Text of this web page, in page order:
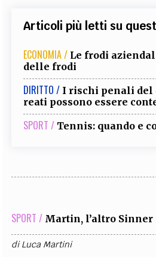
Articoli più letti su
ECONOMIA / Le frodi
delle frodi
DIRITTO / I rischi penali del
reati possono essere
SPORT / Tennis: quando e
SPORT / Martin, l’altro Sinner
diLuca Martini